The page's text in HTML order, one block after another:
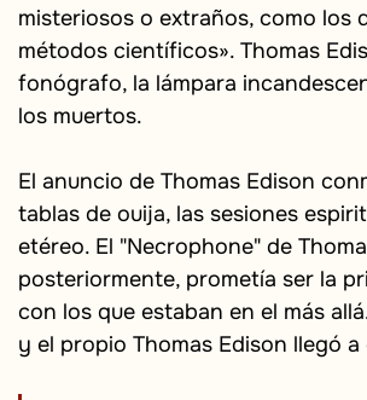
misteriosos o extraños, como los
métodos científicos». Thomas
fonógrafo, la lámpara
los muertos.
El anuncio de Thomas Edison
tablas de ouija, las sesiones
etéreo. El "Necrophone" de
posteriormente, prometía ser la
con los que estaban en el más
y el propio Thomas Edison llegó